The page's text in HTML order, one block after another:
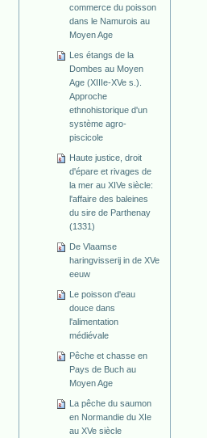
commerce du poisson
dans le Namurois au
Moyen Age
Les étangs de la
Dombes au Moyen
Age (XIIIe-XVe s.).
Approche
ethnohistorique d'un
système agro-
piscicole
Haute justice, droit
d'épare et rivages de
la mer au XIVe siècle:
l'affaire des baleines
du sire de Parthenay
(1331)
De Vlaamse
haringvisserij in de XVe
eeuw
Le poisson d'eau
douce dans
l'alimentation
médiévale
Pêche et chasse en
Pays de Buch au
Moyen Age
La pêche du saumon
en Normandie du XIe
au XVe siècle